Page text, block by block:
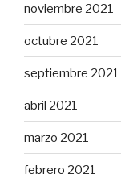
noviembre 2021
octubre 2021
septiembre 2021
abril 2021
marzo 2021
febrero 2021